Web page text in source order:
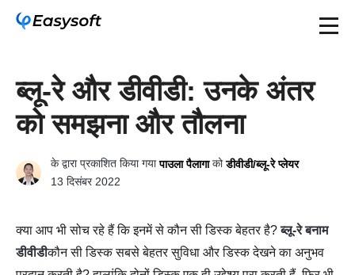
ब्लू-रे और डीवीडी: उनके अंतर
को समझना और तौलना
के द्वारा प्रकाशित किया गयापाउला पैलागाकोडीवीडी/ब्लू-रे प्लेयर
13 दिसंबर 2022
क्या आप भी सोच रहे हैं कि इनमें से कौन सी डिस्क बेहतर है?ब्लू-रे बनाम
डीवीडीकौन सी डिस्क सबसे बेहतर सुविधा और डिस्क देखने का अनुभव